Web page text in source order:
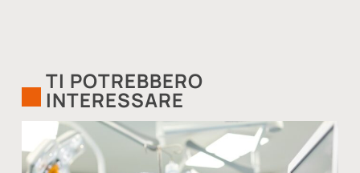
TI POTREBBERO
INTERESSARE